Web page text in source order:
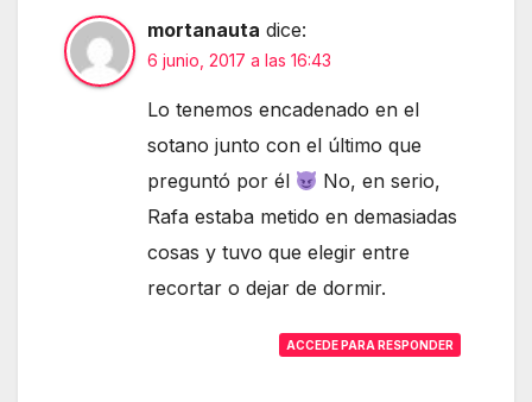
mortanauta dice:
6 junio, 2017 a las 16:43
Lo tenemos encadenado en el
sotano junto con el último que
preguntó por él
No, en serio,
Rafa estaba metido en demasiadas
cosas y tuvo que elegir entre
recortar o dejar de dormir.
ACCEDE PARA RESPONDER